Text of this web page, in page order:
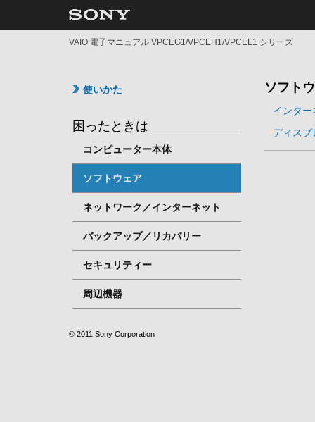
VAIO 電子マニュアル VPCEG1/VPCEH1/VPCEL1 シリーズ
使いかた
困ったときは
コンピューター本体
ソフトウェア
ネットワーク／インターネット
バックアップ／リカバリー
セキュリティー
周辺機器
ソフト
インター
ディスプ
© 2011 Sony Corporation